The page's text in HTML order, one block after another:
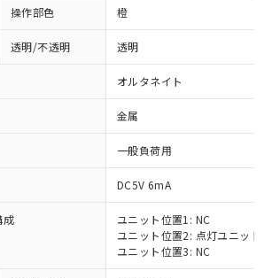
操作部色 橙
透明/不透明 透明
オルタネイト
金属
一般負荷用
DC5V 6mA
成
ユニット位置1: NC
ユニット位置2: 点灯ユニット
ユニット位置3: NC